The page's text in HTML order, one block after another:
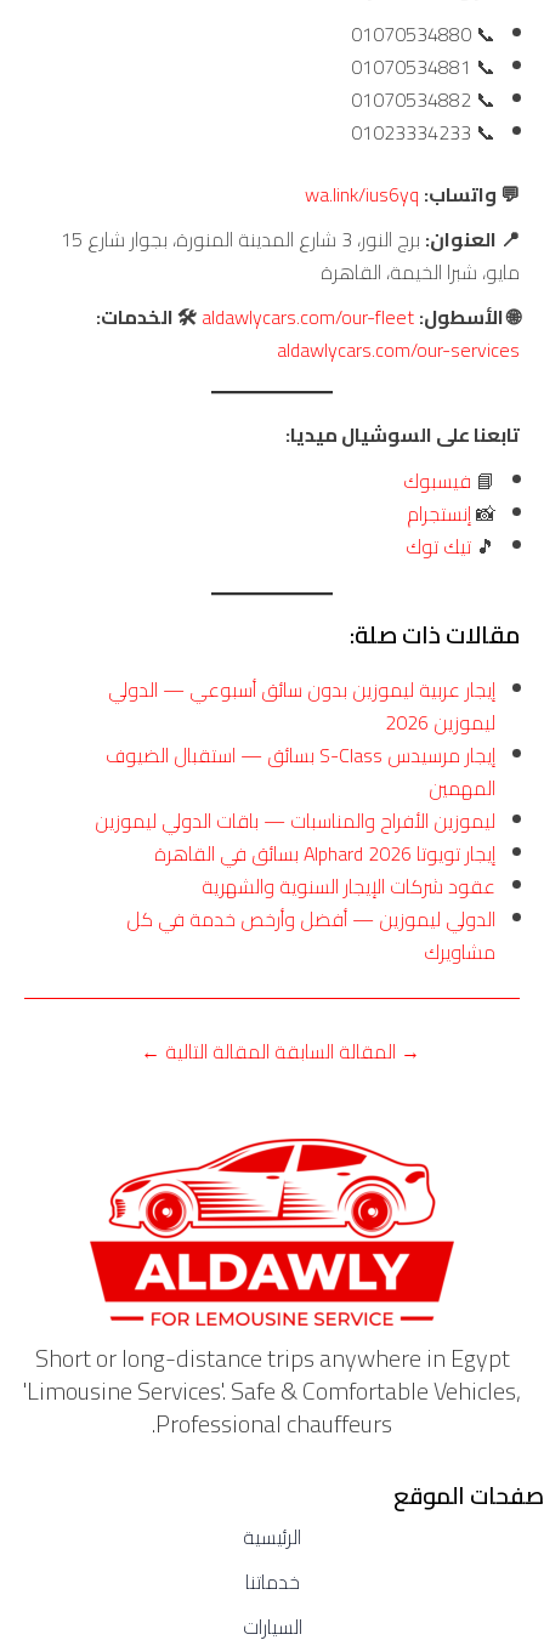
📞 01070534880
📞 01070534881
📞 01070534882
📞 01023334233
💬 واتساب: wa.link/ius6yq
📍 العنوان:
برج النور، 3 شارع المدينة المنورة، بجوار شارع 15
مايو، شبرا الخيمة، القاهرة
🌐 الأسطول:aldawlycars.com/our-fleet🛠️ الخدمات:
aldawlycars.com/our-services
تابعنا على السوشيال ميديا:
📘 فيسبوك
📸إنستجرام
🎵 تيك توك
مقالات ذات صلة:
إيجار عربية ليموزين بدون سائق أسبوعي — الدولي
ليموزين 2026
إيجار مرسيدس S-Class بسائق — استقبال الضيوف
المهمين
ليموزين الأفراح والمناسبات — باقات الدولي ليموزين
إيجار تويوتا Alphard 2026 بسائق في القاهرة
عقود شركات الإيجار السنوية والشهرية
الدولي ليموزين — أفضل وأرخص خدمة في كل
مشاويرك
→ المقالة السابقة المقالة التالية ←
Short or long-distance trips anywhere in Egypt
'Limousine Services'. Safe & Comfortable Vehicles,
Professional chauffeurs.
صفحات الموقع
الرئيسية
خدماتنا
السيارات